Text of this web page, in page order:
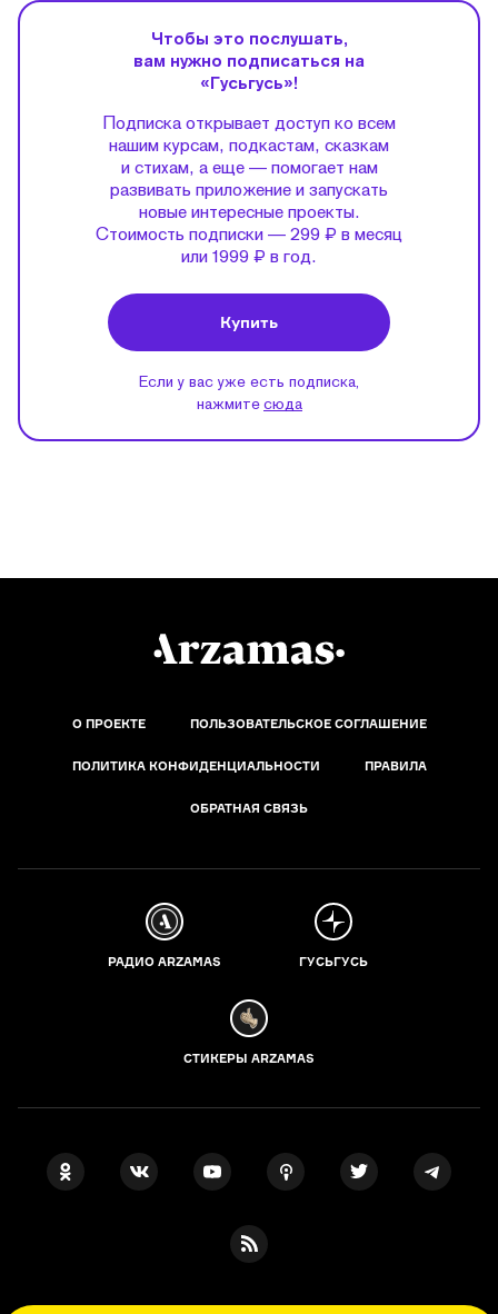
Чтобы это послушать,
вам нужно подписаться на
«Гусьгусь»!
Подписка открывает доступ ко всем
нашим курсам, подкастам, сказкам
и стихам, а еще — помогает нам
развивать приложение и запускать
новые интересные проекты.
Стоимость подписки — 299 ₽ в месяц
или 1999 ₽ в год.
Купить
Если у вас уже есть подписка,
нажмите сюда
О ПРОЕКТЕ ПОЛЬЗОВАТЕЛЬСКОЕ СОГЛАШЕНИЕ
ПОЛИТИКА КОНФИДЕНЦИАЛЬНОСТИ ПРАВИЛА
ОБРАТНАЯ СВЯЗЬ
РАДИО ARZAMAS ГУСЬГУСЬ
СТИКЕРЫ ARZAMAS